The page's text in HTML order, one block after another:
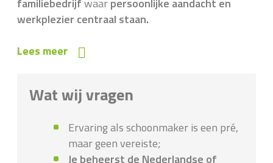
familiebedrijfwaarpersoonlijke aandacht en
werkplezier centraal staan.
Lees meer
Wat wij vragen
Ervaring als schoonmaker is een pré,
maar geen vereiste;
Je beheerst de Nederlandse of